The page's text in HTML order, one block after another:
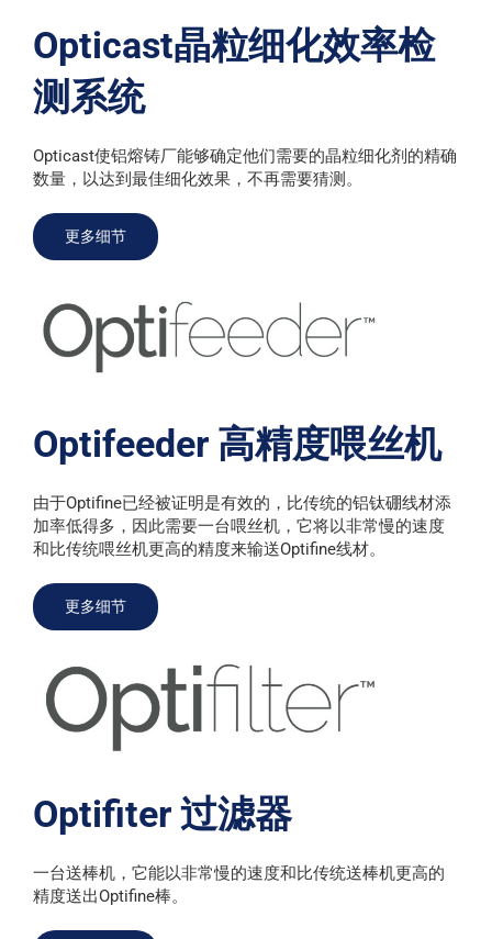
Opticast晶粒细化效率检
测系统
Opticast使铝熔铸厂能够确定他们需要的晶粒细化剂的精确
数量，以达到最佳细化效果，不再需要猜测。
更多细节
Optifeeder 高精度喂丝机
由于Optifine已经被证明是有效的，比传统的铝钛硼线材添
加率低得多，因此需要一台喂丝机，它将以非常慢的速度
和比传统喂丝机更高的精度来输送Optifine线材。
更多细节
Optifiter 过滤器
一台送棒机，它能以非常慢的速度和比传统送棒机更高的
精度送出Optifine棒。